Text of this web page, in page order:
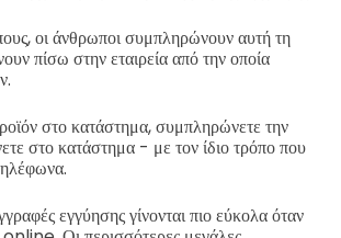
οι άνθρωποι συμπληρώνουν αυτή τη
πίσω στην εταιρεία από την οποία
στο κατάστημα, συμπληρώνετε την
στο κατάστημα - με τον ίδιο τρόπο που
εγγύησης γίνονται πιο εύκολα όταν